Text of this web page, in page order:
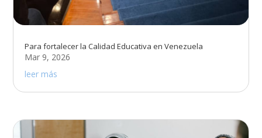
Para fortalecer la Calidad Educativa en Venezuela
Mar 9, 2026
leer más